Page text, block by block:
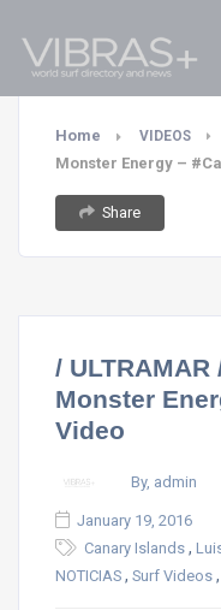
Home VIDEOS
Monster Energy –
Share
/
Monster
Video
By, admin
January 19, 2016
Canary Islands ,
NOTICIAS , Surf Videos ,